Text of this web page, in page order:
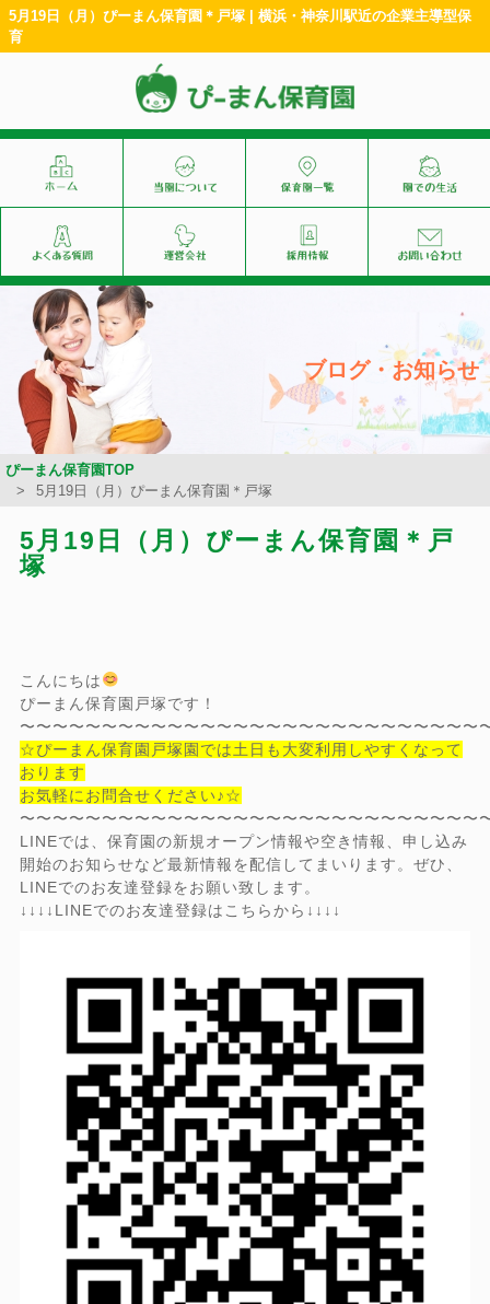
5月19日（月）ぴーまん保育園＊戸塚 | 横浜・神奈川駅近の企業主導型保
育
ブログ・お知らせ
ぴーまん保育園TOP
5月19日（月）ぴーまん保育園＊戸塚
5月19日（月）ぴーまん保育園＊戸
塚
こんにちは
ぴーまん保育園戸塚です！
〜〜〜〜〜〜〜〜〜〜〜〜〜〜〜〜〜〜〜〜〜〜〜〜〜〜〜〜
☆ぴーまん保育園戸塚園では土日も大変利用しやすくなって
おります
お気軽にお問合せください♪☆
〜〜〜〜〜〜〜〜〜〜〜〜〜〜〜〜〜〜〜〜〜〜〜〜〜〜〜〜
LINEでは、保育園の新規オープン情報や空き情報、申し込み
開始のお知らせなど最新情報を配信してまいります。ぜひ、
LINEでのお友達登録をお願い致します。
↓↓↓↓LINEでのお友達登録はこちらから↓↓↓↓